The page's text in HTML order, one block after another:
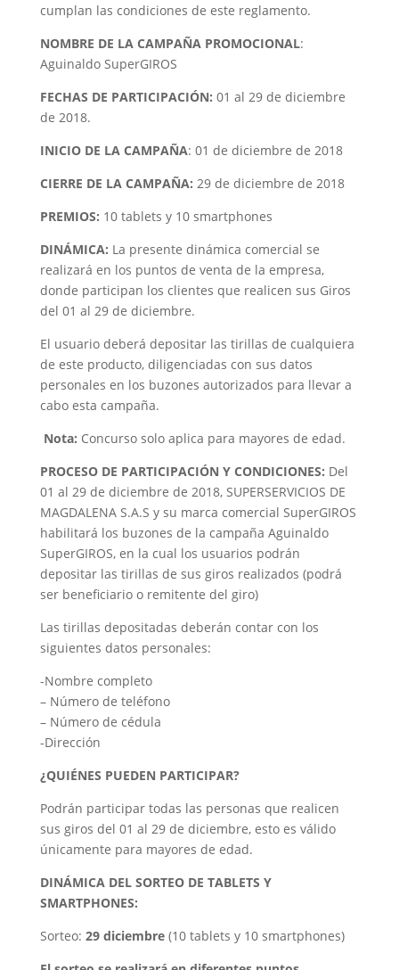
cumplan las condiciones de este reglamento.
NOMBRE DE LA CAMPAÑA PROMOCIONAL:
Aguinaldo SuperGIROS
FECHAS DE PARTICIPACIÓN: 01 al 29 de diciembre
de 2018.
INICIO DE LA CAMPAÑA: 01 de diciembre de 2018
CIERRE DE LA CAMPAÑA: 29 de diciembre de 2018
PREMIOS: 10 tablets y 10 smartphones
DINÁMICA: La presente dinámica comercial se
realizará en los puntos de venta de la empresa,
donde participan los clientes que realicen sus Giros
del 01 al 29 de diciembre.
El usuario deberá depositar las tirillas de cualquiera
de este producto, diligenciadas con sus datos
personales en los buzones autorizados para llevar a
cabo esta campaña.
Nota: Concurso solo aplica para mayores de edad.
PROCESO DE PARTICIPACIÓN Y CONDICIONES: Del
01 al 29 de diciembre de 2018, SUPERSERVICIOS DE
MAGDALENA S.A.S y su marca comercial SuperGIROS
habilitará los buzones de la campaña Aguinaldo
SuperGIROS, en la cual los usuarios podrán
depositar las tirillas de sus giros realizados (podrá
ser beneficiario o remitente del giro)
Las tirillas depositadas deberán contar con los
siguientes datos personales:
-Nombre completo
– Número de teléfono
– Número de cédula
-Dirección
¿QUIÉNES PUEDEN PARTICIPAR?
Podrán participar todas las personas que realicen
sus giros del 01 al 29 de diciembre, esto es válido
únicamente para mayores de edad.
DINÁMICA DEL SORTEO DE TABLETS Y
SMARTPHONES:
Sorteo: 29 diciembre(10 tablets y 10 smartphones)